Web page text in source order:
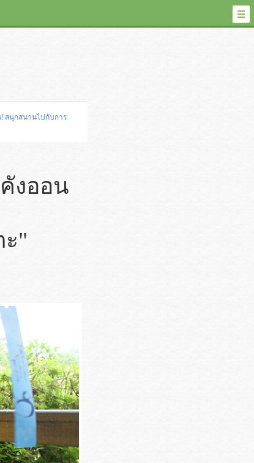
สนุกสนานไปกับการ
งออน
"